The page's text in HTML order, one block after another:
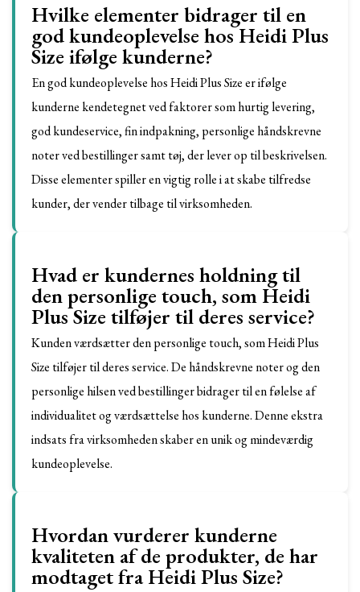
Hvilke elementer bidrager til en
god kundeoplevelse hos Heidi Plus
Size ifølge kunderne?
En god kundeoplevelse hos Heidi Plus Size er ifølge
kunderne kendetegnet ved faktorer som hurtig levering,
god kundeservice, fin indpakning, personlige håndskrevne
noter ved bestillinger samt tøj, der lever op til beskrivelsen.
Disse elementer spiller en vigtig rolle i at skabe tilfredse
kunder, der vender tilbage til virksomheden.
Hvad er kundernes holdning til
den personlige touch, som Heidi
Plus Size tilføjer til deres service?
Kunden værdsætter den personlige touch, som Heidi Plus
Size tilføjer til deres service. De håndskrevne noter og den
personlige hilsen ved bestillinger bidrager til en følelse af
individualitet og værdsættelse hos kunderne. Denne ekstra
indsats fra virksomheden skaber en unik og mindeværdig
kundeoplevelse.
Hvordan vurderer kunderne
kvaliteten af de produkter, de har
modtaget fra Heidi Plus Size?